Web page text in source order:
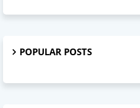
POPULAR POSTS